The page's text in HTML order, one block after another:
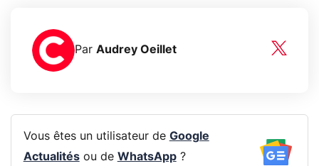
Par Audrey Oeillet
Vous êtes un utilisateur de Google
Actualitésou de WhatsApp?